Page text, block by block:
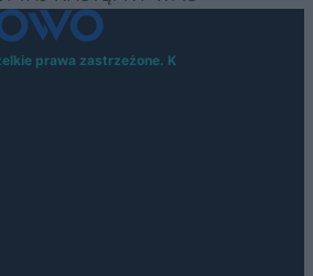
prawa zastrzeżone. K